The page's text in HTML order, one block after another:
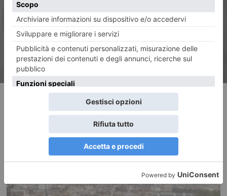
visita al cantiere Tav
RECENTI: